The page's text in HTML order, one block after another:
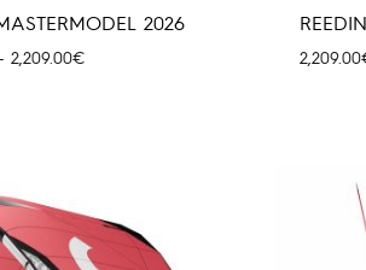
2026
2,209.00€Price
2,209.00